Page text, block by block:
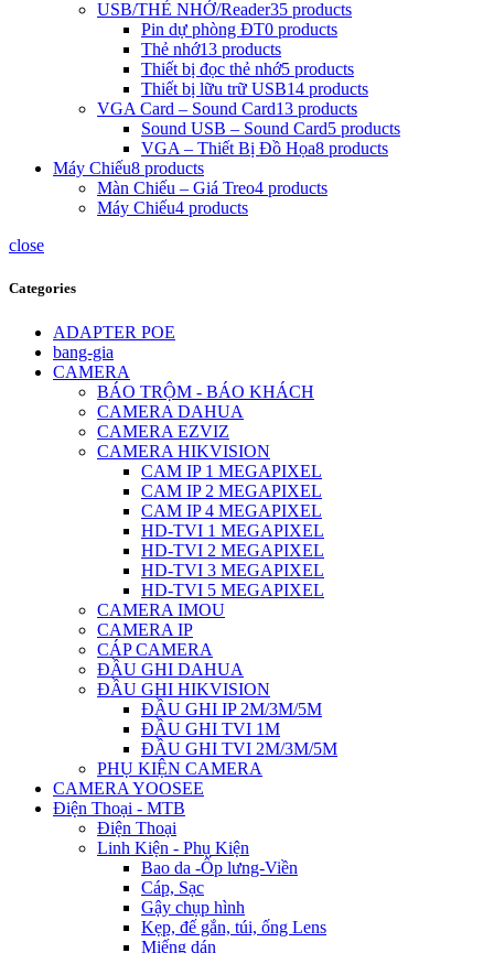
USB/THẺ NHỚ/Reader35 products
Pin dự phòng ĐT0 products
Thẻ nhớ13 products
Thiết bị đọc thẻ nhớ5 products
Thiết bị lữu trữ USB14 products
VGA Card – Sound Card13 products
Sound USB – Sound Card5 products
VGA – Thiết Bị Đồ Họa8 products
Máy Chiếu8 products
Màn Chiếu – Giá Treo4 products
Máy Chiếu4 products
close
Categories
ADAPTER POE
bang-gia
CAMERA
BÁO TRỘM - BÁO KHÁCH
CAMERA DAHUA
CAMERA EZVIZ
CAMERA HIKVISION
CAM IP 1 MEGAPIXEL
CAM IP 2 MEGAPIXEL
CAM IP 4 MEGAPIXEL
HD-TVI 1 MEGAPIXEL
HD-TVI 2 MEGAPIXEL
HD-TVI 3 MEGAPIXEL
HD-TVI 5 MEGAPIXEL
CAMERA IMOU
CAMERA IP
CÁP CAMERA
ĐẦU GHI DAHUA
ĐẦU GHI HIKVISION
ĐẦU GHI IP 2M/3M/5M
ĐẦU GHI TVI 1M
ĐẦU GHI TVI 2M/3M/5M
PHỤ KIỆN CAMERA
CAMERA YOOSEE
Điện Thoại - MTB
Điện Thoại
Linh Kiện - Phụ Kiện
Bao da -Ốp lưng-Viền
Cáp, Sạc
Gậy chụp hình
Kẹp, đế gắn, túi, ống Lens
Miếng dán